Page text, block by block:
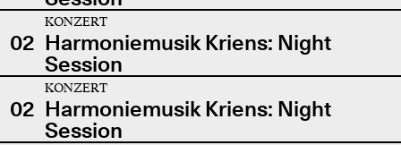
02
KONZERT
Harmoniemusik Kriens: Night
Session
02
KONZERT
Harmoniemusik Kriens: Night
Session